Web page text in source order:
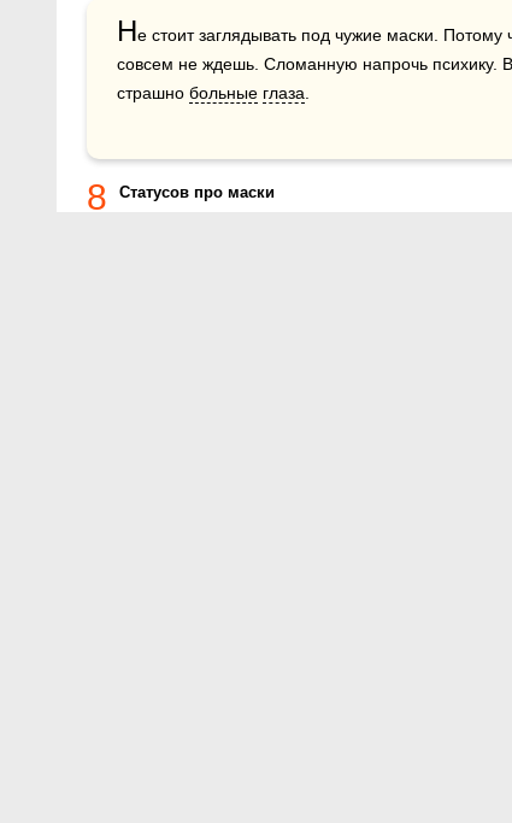
Не стоит заглядывать под чужие маски. Потому
совсем не ждешь. Сломанную напрочь психику.
страшно больные глаза
8 Статусов про маски